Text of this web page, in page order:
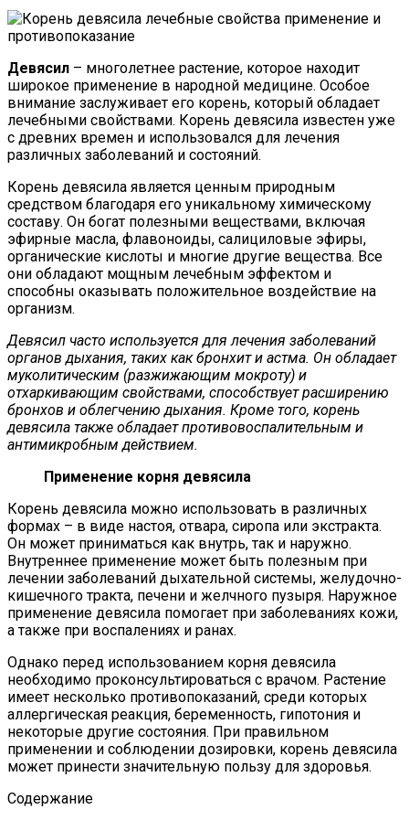
Девясил – многолетнее растение, которое находит
широкое применение в народной медицине. Особое
внимание заслуживает его корень, который обладает
лечебными свойствами. Корень девясила известен уже
с древних времен и использовался для лечения
различных заболеваний и состояний.
Корень девясила является ценным природным
средством благодаря его уникальному химическому
составу. Он богат полезными веществами, включая
эфирные масла, флавоноиды, салициловые эфиры,
органические кислоты и многие другие вещества. Все
они обладают мощным лечебным эффектом и
способны оказывать положительное воздействие на
организм.
Девясил часто используется для лечения заболеваний
органов дыхания, таких как бронхит и астма. Он обладает
муколитическим (разжижающим мокроту) и
отхаркивающим свойствами, способствует расширению
бронхов и облегчению дыхания. Кроме того, корень
девясила также обладает противовоспалительным и
антимикробным действием.
Применение корня девясила
Корень девясила можно использовать в различных
формах – в виде настоя, отвара, сиропа или экстракта.
Он может приниматься как внутрь, так и наружно.
Внутреннее применение может быть полезным при
лечении заболеваний дыхательной системы, желудочно-
кишечного тракта, печени и желчного пузыря. Наружное
применение девясила помогает при заболеваниях кожи,
а также при воспалениях и ранах.
Однако перед использованием корня девясила
необходимо проконсультироваться с врачом. Растение
имеет несколько противопоказаний, среди которых
аллергическая реакция, беременность, гипотония и
некоторые другие состояния. При правильном
применении и соблюдении дозировки, корень девясила
может принести значительную пользу для здоровья.
Содержание